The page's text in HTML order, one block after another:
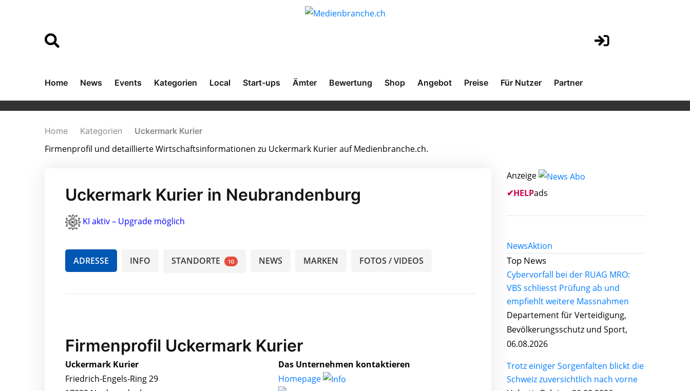
Home News Events Kategorien Local Start-ups Ämter Bewertung Shop Angebot Preise Für Nutzer Partner
Home Kategorien Uckermark Kurier
Firmenprofil und detaillierte Wirtschaftsinformationen zu Uckermark Kurier auf Medienbranche.ch.
Uckermark Kurier in Neubrandenburg
KI aktiv – Upgrade möglich
ADRESSE INFO STANDORTE 10 NEWS MARKEN FOTOS / VIDEOS
Firmenprofil Uckermark Kurier
Uckermark Kurier
Friedrich-Engels-Ring 29
Das Unternehmen kontaktieren
Homepage
Anzeige
✔HELPads
NewsAktion
Top News
Cybervorfall bei der RUAG MRO:
VBS schliesst Prüfung ab und
empfiehlt weitere Massnahmen
Departement für Verteidigung,
Bevölkerungsschutz und Sport,
06.08.2026
Trotz einiger Sorgenfalten blickt die
Schweiz zuversichtlich nach vorne